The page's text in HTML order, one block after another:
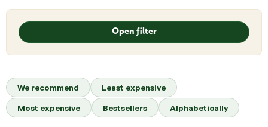
r
o
d
We recommend
Least expensive
Most expensive
Bestsellers Alphabetically
Open filter
L
t
f
p
r
o